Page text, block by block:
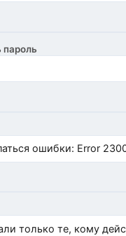
пароль
ошибки: Error
только те, кому